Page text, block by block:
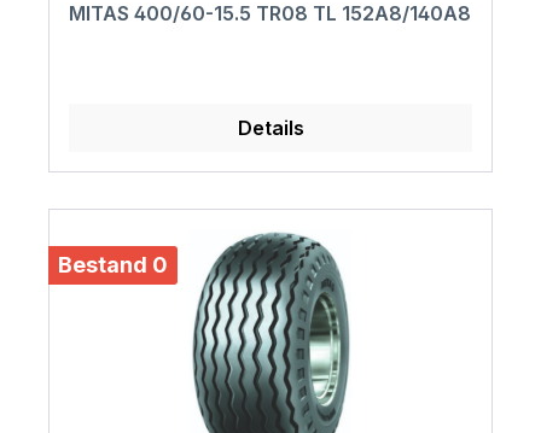
MITAS 400/60-15.5 TR08 TL 152A8/140A8
Details
Bestand 0